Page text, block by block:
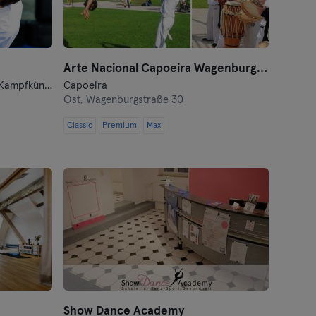
Tanzen · Traditionell-Asiatische Kampfkünste · Yoga
Arte Nacional Capoeira Wagenburgstraße
Capoeira
Ost,Wagenburgstraße 30
Classic Premium Max
Show Dance Academy